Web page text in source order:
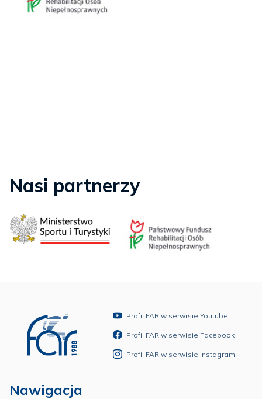
Nasi partnerzy
Profil FAR w serwisie Youtube
Profil FAR w serwisie Facebook
Profil FAR w serwisie Instagram
Nawigacja